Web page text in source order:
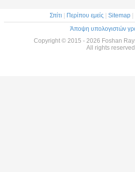
Σπίτι | Περίπου εμείς | Sitemap |
Άποψη υπολογιστών
Copyright © 2015 - 2026 Foshan
All rights